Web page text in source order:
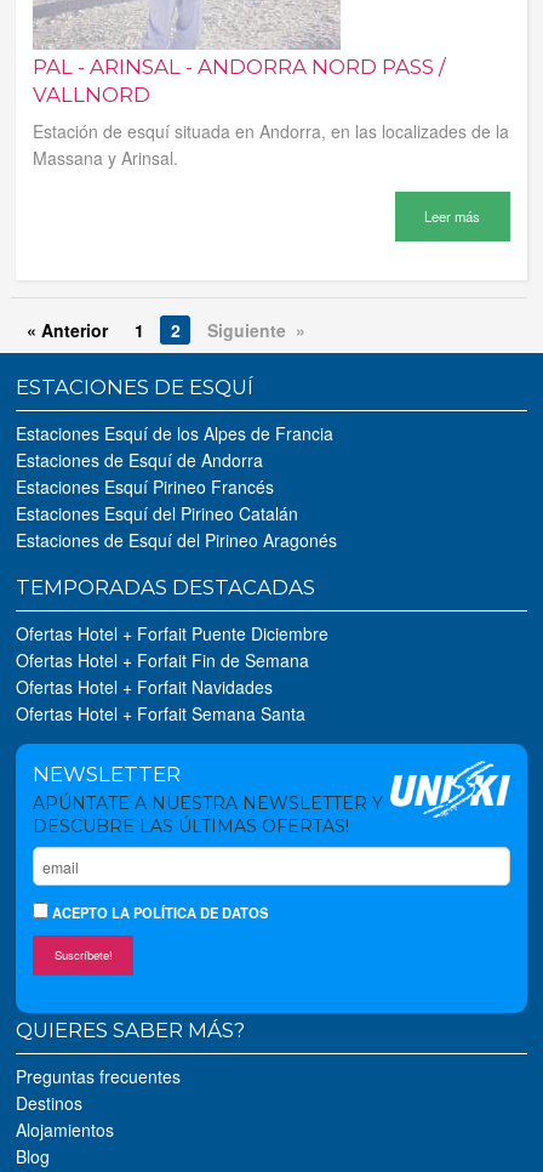
PAL - ARINSAL - ANDORRA NORD PASS /
VALLNORD
Estación de esquí situada en Andorra, en las localizades de la
Massana y Arinsal.
Leer más
« Anterior 1 2 Siguiente »
ESTACIONES DE ESQUÍ
Estaciones Esquí de los Alpes de Francia
Estaciones de Esquí de Andorra
Estaciones Esquí Pirineo Francés
Estaciones Esquí del Pirineo Catalán
Estaciones de Esquí del Pirineo Aragonés
TEMPORADAS DESTACADAS
Ofertas Hotel + Forfait Puente Diciembre
Ofertas Hotel + Forfait Fin de Semana
Ofertas Hotel + Forfait Navidades
Ofertas Hotel + Forfait Semana Santa
NEWSLETTER
APÚNTATE A NUESTRA NEWSLETTER Y
DESCUBRE LAS ÚLTIMAS OFERTAS!
ACEPTOLA POLÍTICA DE DATOS
Suscríbete!
QUIERES SABER MÁS?
Preguntas frecuentes
Destinos
Alojamientos
Blog